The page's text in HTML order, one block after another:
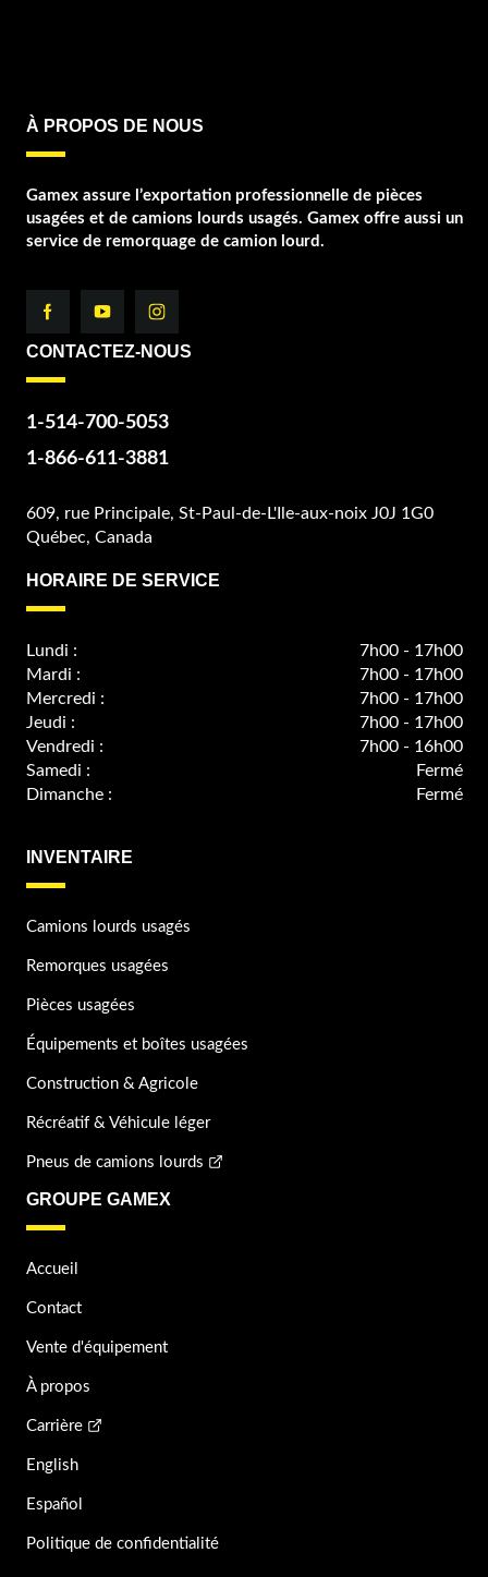
À PROPOS DE NOUS
Gamex assure l’exportation professionnelle de pièces
usagées et de camions lourds usagés. Gamex offre aussi un
service de remorquage de camion lourd.
CONTACTEZ-NOUS
1-514-700-5053
1-866-611-3881
609, rue Principale, St-Paul-de-L'Ile-aux-noix J0J 1G0
Québec, Canada
HORAIRE DE SERVICE
Lundi :
7h00 - 17h00
Mardi :
7h00 - 17h00
Mercredi :
7h00 - 17h00
Jeudi :
7h00 - 17h00
Vendredi :
7h00 - 16h00
Samedi :
Fermé
Dimanche :
Fermé
INVENTAIRE
Camions lourds usagés
Remorques usagées
Pièces usagées
Équipements et boîtes usagées
Construction & Agricole
Récréatif & Véhicule léger
Pneus de camions lourds
GROUPE GAMEX
Accueil
Contact
Vente d'équipement
À propos
Carrière
English
Español
Politique de confidentialité